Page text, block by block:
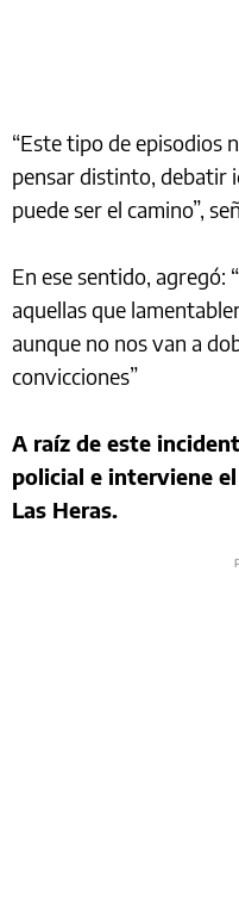
“Este tipo de episodios
pensar distinto, debatir
puede ser el camino”,
En ese sentido, agregó:
aquellas que
aunque no nos van a
convicciones”
A raíz de este
policial e interviene
Las Heras.